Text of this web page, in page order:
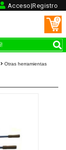
Acceso|Registro
0
Otras herramientas